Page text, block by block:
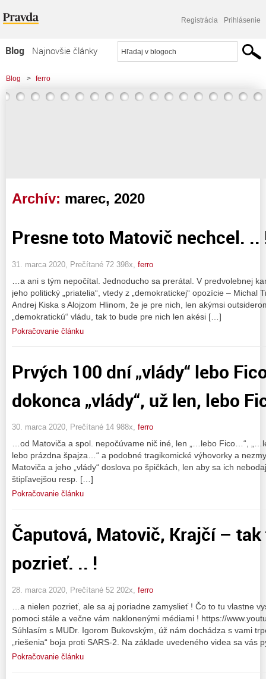
Registrácia Prihlásenie
Blog
Najnovšie články
Najčítanejšie články
Najkomentovanejšie články
Blog > ferro
Archív: marec, 2020
Presne toto Matovič nechcel. ..
31. marca 2020, Prečítané 72 398x, ferro
…a ani s tým nepočítal. Jednoducho sa prerátal. V predvolebnej
jeho politický „priatelia“, vtedy z „demokratickej“ opozície – Michal
Andrej Kiska s Alojzom Hlinom, že je pre nich, len akýmsi
„demokratickú“ vládu, tak to bude pre nich len akési […]
Pokračovanie článku
Prvých 100 dní „vlády“ lebo
dokonca „vlády“, už len, lebo
30. marca 2020, Prečítané 14 988x, ferro
…od Matoviča a spol. nepočúvame nič iné, len „…lebo Fico…“,
lebo prázdna špajza…“ a podobné tragikomické výhovorky a
Matoviča a jeho „vlády“ doslova po špičkách, len aby sa ich
štipľavejšou resp. […]
Pokračovanie článku
Čaputová, Matovič, Krajčí –
pozrieť. .. !
28. marca 2020, Prečítané 52 202x, ferro
…a nielen pozrieť, ale sa aj poriadne zamyslieť ! Čo to tu vlastne
pomoci stále a večne vám naklonenými médiami ! https://
Súhlasím s MUDr. Igorom Bukovským, úž nám dochádza s vami
„riešenia“ boja proti SARS-2. Na základe uvedeného videa sa vás
Pokračovanie článku